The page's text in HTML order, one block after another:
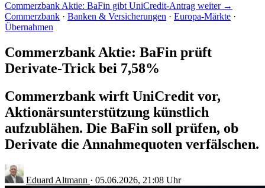
Commerzbank Aktie: BaFin gibt UniCredit-Antrag weiter →
Commerzbank · Banken & Versicherungen · Europa-Märkte ·
Übernahmen
Commerzbank Aktie: BaFin prüft
Derivate-Trick bei 7,58%
Commerzbank wirft UniCredit vor,
Aktionärsunterstützung künstlich
aufzublähen. Die BaFin soll prüfen, ob
Derivate die Annahmequoten verfälschen.
Eduard Altmann · 05.06.2026, 21:08 Uhr